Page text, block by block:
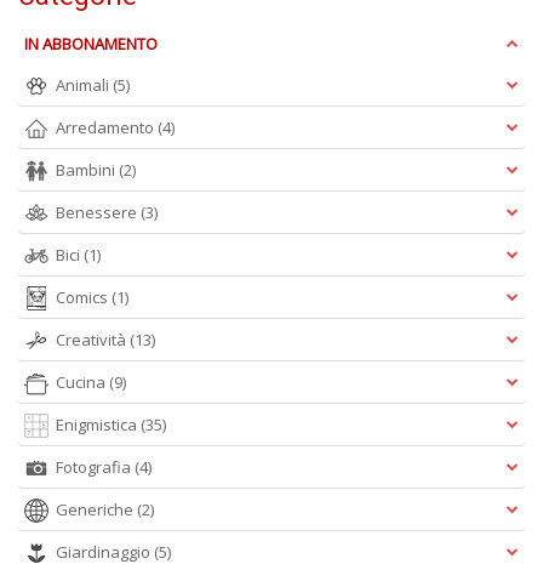
IN ABBONAMENTO
Animali (5)
Arredamento (4)
Bambini (2)
Benessere (3)
Bici (1)
Comics (1)
Creatività (13)
Cucina (9)
Enigmistica (35)
Fotografia (4)
Generiche (2)
Giardinaggio (5)